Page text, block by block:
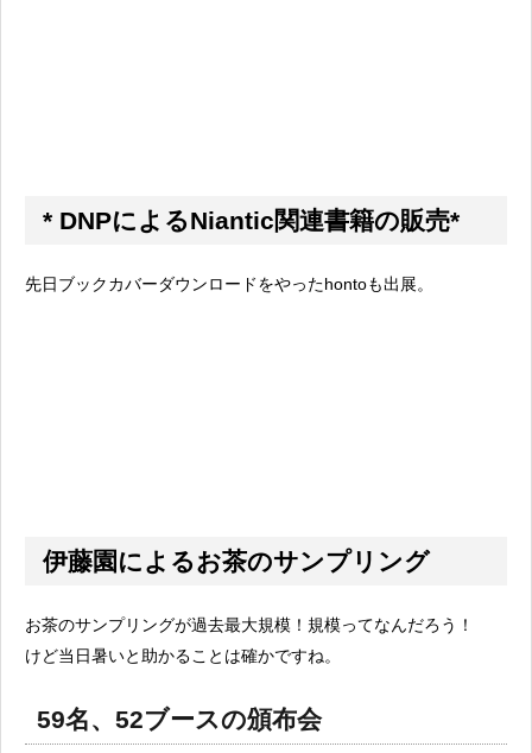
* DNPによるNiantic関連書籍の販売*
先日ブックカバーダウンロードをやったhontoも出展。
伊藤園によるお茶のサンプリング
お茶のサンプリングが過去最大規模！規模ってなんだろう！
けど当日暑いと助かることは確かですね。
59名、52ブースの頒布会